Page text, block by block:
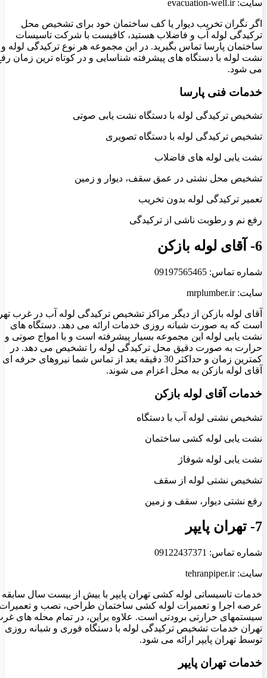
سایت: evacuation-well.ir
اگر نگران تخریب دیوار یا کف ساختمان خود برای تشخیص محل
ترکیدگی لوله آب و فاضلاب هستید، کافیست با شرکت تاسیسات
ساختمان پارسا تماس بگیرید. در این مجموعه هر نوع ترکیدگی لوله و
نشت لوله با دستگاه های پیشرفته شناسایی و در کوتاه ترین زمان
می شود.
خدمات فنی پارسا
تشخیص ترکیدگی لوله با دستگاه نشت ‌یابی صوتی
تشخیص ترکیدگی لوله با دستگاه تصویری
نشت ‌یابی لوله ‌های فاضلاب
تشخیص محل نشتی در عمق سقف، دیوار و زمین
تعمیر ترکیدگی لوله بدون تخریب
رفع نم و رطوبت ناشی از ترکیدگی
6- آقای لوله بازکن
شماره تماس: 09197565465
سایت: mrplumber.ir
آقای لوله بازکن از دیگر مراکز تشخیص ترکیدگی لوله آب در غرب
است که به صورت شبانه روزی خدمات ارائه می دهد. دستگاه های
نشت یابی لوله این مجموعه بسیار پیشرفته است و با امواج صوتی و
حرارت به صورت دقیق محل ترکیدگی لوله را تشخیص می دهد. در
کمترین زمان و حداکثر 30 دقیقه بعد از تماس شما نیروهای حرفه ای
آقای لوله بازکن به محل اعزام می شوند.
خدمات آقای لوله بازکن
تشخیص نشتی لوله آب با دستگاه
نشت یابی لوله کشی ساختمان
نشت یابی لوله شوفاژ
تشخیص نشتی لوله از سقف
رفع نشتی دیوار، سقف و زمین
7- تهران پایپر
شماره تماس: 09122437371
سایت: tehranpiper.ir
خدمات تاسیساتی لوله کشی تهران پایپر با بیش از بیست سال سابقه
عرصه اجرا و تعمیرات لوله کشی ساختمان طراحی، نصب و
سیستمهای حرارتی برودتی است. علاوه براین، در تمام محله های
تهران خدمات تشخیص ترکیدگی لوله با دستگاه فوری و شبانه روزی
توسط تهران پایپر ارائه می شود.
خدمات تهران پایپر